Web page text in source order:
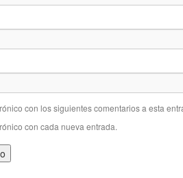
con los siguientes comentarios a esta
con cada nueva entrada.